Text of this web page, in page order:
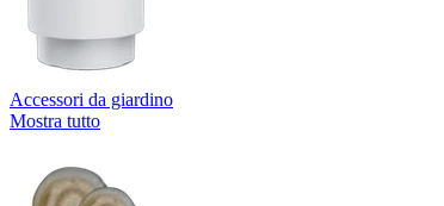
Accessori da giardino
Mostra tutto